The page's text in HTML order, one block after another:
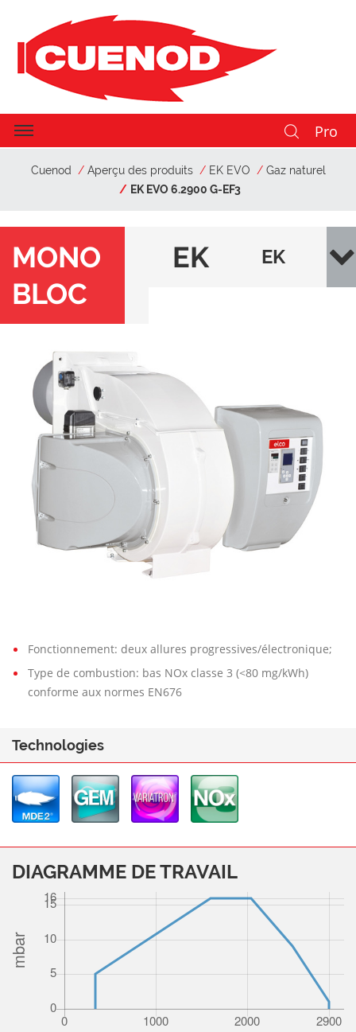
Pro
Cuenod Aperçu des produits EK EVO
Gaz naturel
EK EVO 6.2900 G-EF3
MONO
BLOC
EK
EK
G-
EF3
Fonctionnement: deux allures progressives/électronique;
Type de combustion: bas NOx classe 3 (<80 mg/kWh)
conforme aux normes EN676
Technologies
DIAGRAMME DE TRAVAIL